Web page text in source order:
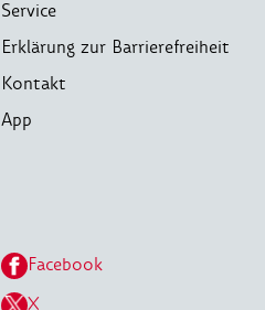
Service
Erklärung zur Barrierefreiheit
Kontakt
App
Facebook
X